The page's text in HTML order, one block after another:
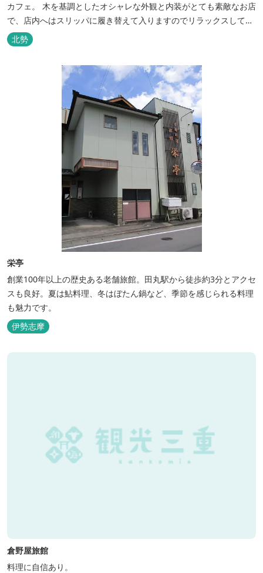
カフェ。 木を基調としたオシャレな外観と内装がとても素敵なお店
で、店内へはスリッパに履き替えて入りますのでリラックスして食
事を楽しめます。 席は店内にテーブル席や円卓、外のテラス席など
があり、お子様連れでも入りやすく居心地がいいカフェです。 森の
静かな雰囲気の中で、ゆっくり過ごすことができます。
北勢
栄亭
創業100年以上の歴史ある老舗旅館。田丸駅から徒歩約3分とアクセ
スも良好。夏は鮎料理、冬はぼたん鍋など、季節を感じられる料理
も魅力です。
伊勢志摩
倉野屋旅館
料理に自信あり。